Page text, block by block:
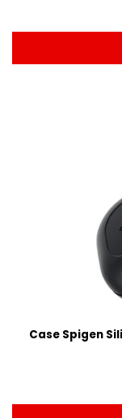
Case Spigen